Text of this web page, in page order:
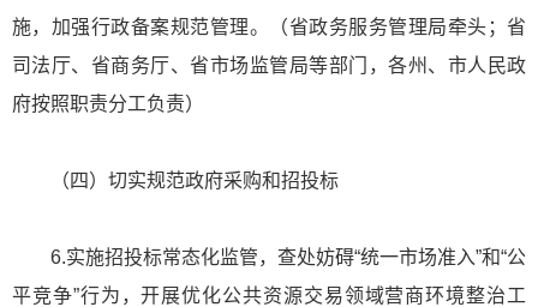
施，加强行政备案规范管理。（省政务服务管理局牵头；省
司法厅、省商务厅、省市场监管局等部门，各州、市人民政
府按照职责分工负责）
（四）切实规范政府采购和招投标
6.实施招投标常态化监管，查处妨碍“统一市场准入”和“公
平竞争”行为，开展优化公共资源交易领域营商环境整治工